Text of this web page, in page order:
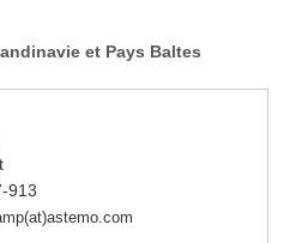
et Pays Baltes
913